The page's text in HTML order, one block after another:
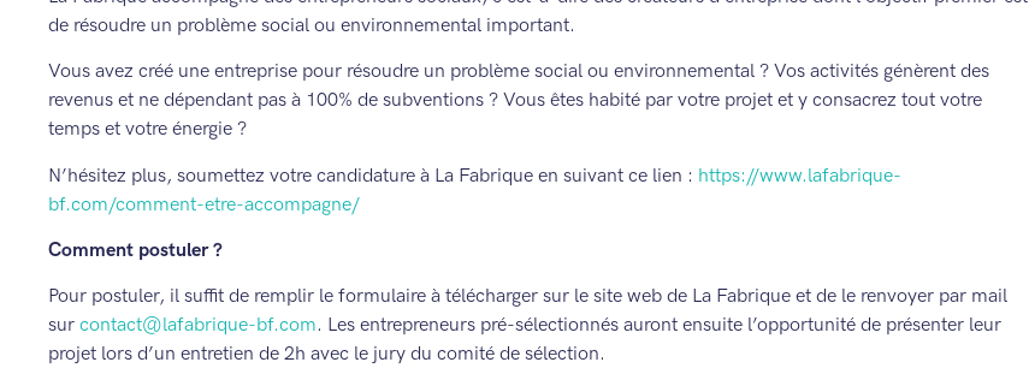
de résoudre un problème social ou environnemental important.
Vous avez créé une entreprise pour résoudre un problème social ou environnemental ? Vos activités génèrent des
revenus et ne dépendant pas à 100% de subventions ? Vous êtes habité par votre projet et y consacrez tout votre
temps et votre énergie ?
N’hésitez plus, soumettez votre candidature à La Fabrique en suivant ce lien : https://www.lafabrique-
bf.com/comment-etre-accompagne/
Comment postuler ?
Pour postuler, il suffit de remplir le formulaire à télécharger sur le site web de La Fabrique et de le renvoyer par mail
surcontact@lafabrique-bf.com. Les entrepreneurs pré-sélectionnés auront ensuite l’opportunité de présenter leur
projet lors d’un entretien de 2h avec le jury du comité de sélection.